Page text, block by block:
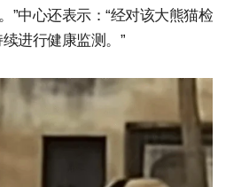
”中心还表示：“经对该大熊猫检
进行健康监测。”